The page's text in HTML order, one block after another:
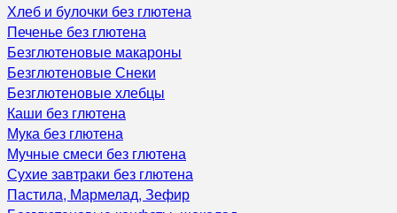
Хлеб и булочки без глютена
Печенье без глютена
Безглютеновые макароны
Безглютеновые Снеки
Безглютеновые хлебцы
Каши без глютена
Мука без глютена
Мучные смеси без глютена
Сухие завтраки без глютена
Пастила, Мармелад, Зефир